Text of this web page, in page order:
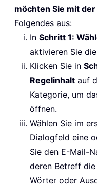
möchten Sie mit
Folgendes aus:
In Schritt 1:
aktivieren Sie
Klicken Sie in
Regelinhalt auf
Kategorie, um
öffnen.
Wählen Sie im
Dialogfeld eine
Sie den E-Mail-
deren Betreff
Wörter oder